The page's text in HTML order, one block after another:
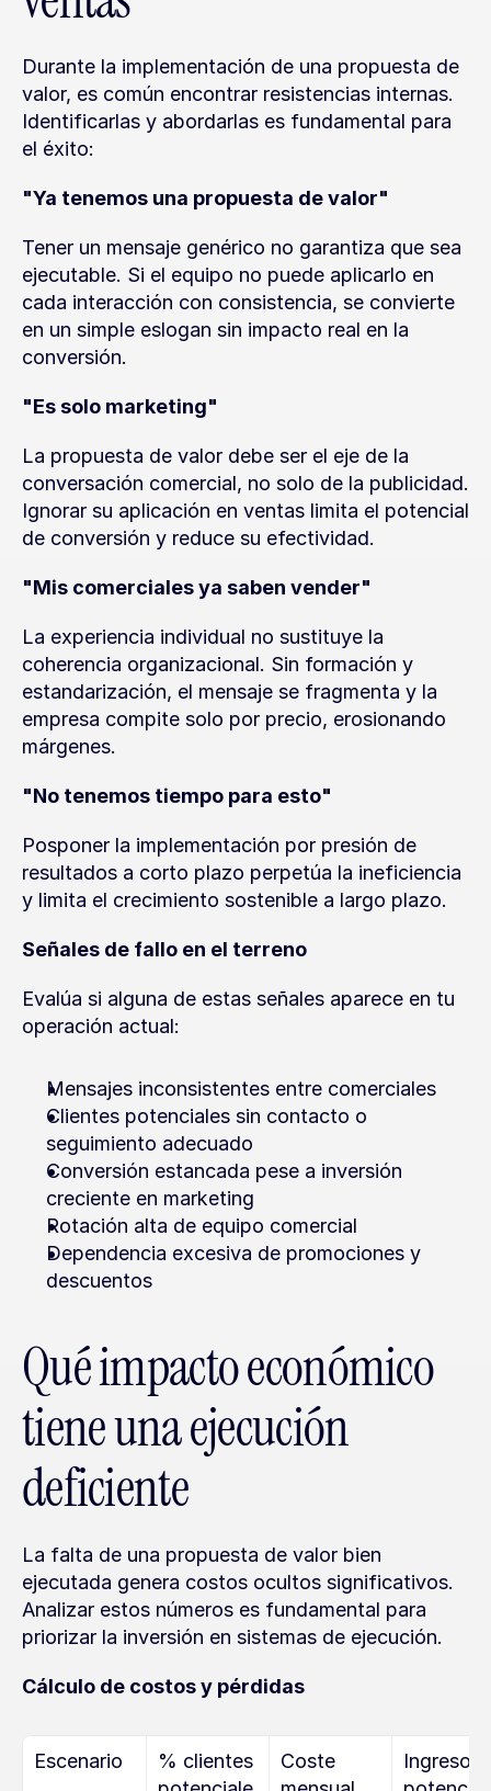
Durante la implementación de una propuesta de
valor, es común encontrar resistencias internas.
Identificarlas y abordarlas es fundamental para
el éxito:
"Ya tenemos una propuesta de valor"
Tener un mensaje genérico no garantiza que sea
ejecutable. Si el equipo no puede aplicarlo en
cada interacción con consistencia, se convierte
en un simple eslogan sin impacto real en la
conversión.
"Es solo marketing"
La propuesta de valor debe ser el eje de la
conversación comercial, no solo de la publicidad.
Ignorar su aplicación en ventas limita el potencial
de conversión y reduce su efectividad.
"Mis comerciales ya saben vender"
La experiencia individual no sustituye la
coherencia organizacional. Sin formación y
estandarización, el mensaje se fragmenta y la
empresa compite solo por precio, erosionando
márgenes.
"No tenemos tiempo para esto"
Posponer la implementación por presión de
resultados a corto plazo perpetúa la ineficiencia
y limita el crecimiento sostenible a largo plazo.
Señales de fallo en el terreno
Evalúa si alguna de estas señales aparece en tu
operación actual:
Mensajes inconsistentes entre comerciales
Clientes potenciales sin contacto o
seguimiento adecuado
Conversión estancada pese a inversión
creciente en marketing
Rotación alta de equipo comercial
Dependencia excesiva de promociones y
descuentos
Qué impacto económico
tiene una ejecución
deficiente
La falta de una propuesta de valor bien
ejecutada genera costos ocultos significativos.
Analizar estos números es fundamental para
priorizar la inversión en sistemas de ejecución.
Cálculo de costos y pérdidas
Escenario
% clientes
Coste
Ingresos